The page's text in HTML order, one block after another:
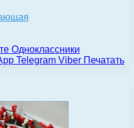
Одноклассники
Telegram Viber Печатать